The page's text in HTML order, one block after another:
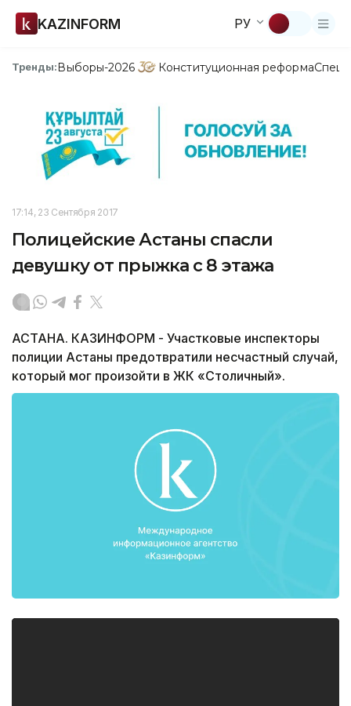
KAZINFORM РУ
Тренды:Выборы-2026 Конституционная реформа
17:14, 23 Сентября 2017
Полицейские Астаны спасли
девушку от прыжка с 8 этажа
АСТАНА. КАЗИНФОРМ - Участковые инспекторы
полиции Астаны предотвратили несчастный случай,
который мог произойти в ЖК «Столичный».